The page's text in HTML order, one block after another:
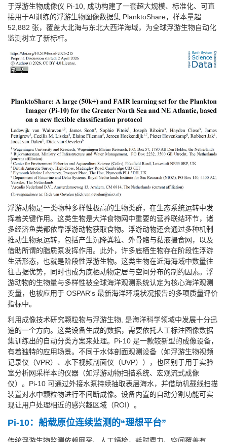
于浮游生物成像仪 Pi-10, 成功构建了一套超大规模、标准化、可直
接用于AI训练的浮游生物图像数据集 PlanktoShare，样本量超
52,882 张，覆盖大北海与东北大西洋海域，为全球浮游生物自动化
监测树立了新标杆。
浮游动物是一类物种多样性极高的生物类群，在生态系统运转中发
挥着关键作用。这类生物是大洋食物网中重要的营养联结环节，诸
多经济鱼类都依靠浮游动物获取食物。浮游动物还会通过多种机制
推动生物泵运转，包括产生沉降粪粒、外骨骼与黏液摄食网，以及
借助所谓的脂质泵发挥作用。此外，许多底栖生物存在阶段性浮游
生活形态，也就是阶段性浮游生物。这类生物在近海海域中数量往
往占据优势，同时也成为底栖动物定居与空间分布的制约因素。浮
游动物的生物量与多样性被全球海洋观测系统认定为核心海洋观测
变量，也被应用于 OSPAR's 最新海洋环境状况报告的多项质量评价
指标中。
利用成像技术研究颗粒物与浮游生物, 是海洋科学领域中发展十分迅
速的一个方向。这类设备生成的数据，需要依托人工标注图像数据
集训练出的自动分类方案来处理。Pi-10 是一款较新型的成像设备，
有着独特的应用场景。不同于水体剖面观测设备（如浮游生物视频
记录仪（VPR）、水下视频剖面仪（UVP）），也区别于用于实验
室分析网采样本的仪器（如浮游动物扫描系统、宏观流式成像
仪）。Pi-10 可通过外接水泵持续抽取表层海水，并借助机载线扫描
装置对水中颗粒物进行不间断成像。设备内置的自动分割功能可实
现让用户处理相近的感兴趣区域（ROI）。
Pi-10：船载原位连续监测的“理想平台”